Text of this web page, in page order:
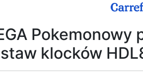
Pokemonowy
klocków